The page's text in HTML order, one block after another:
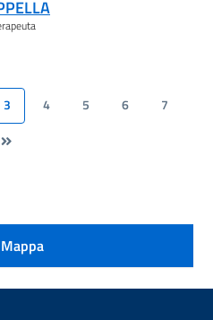
3 4 5 6
7
Mappa